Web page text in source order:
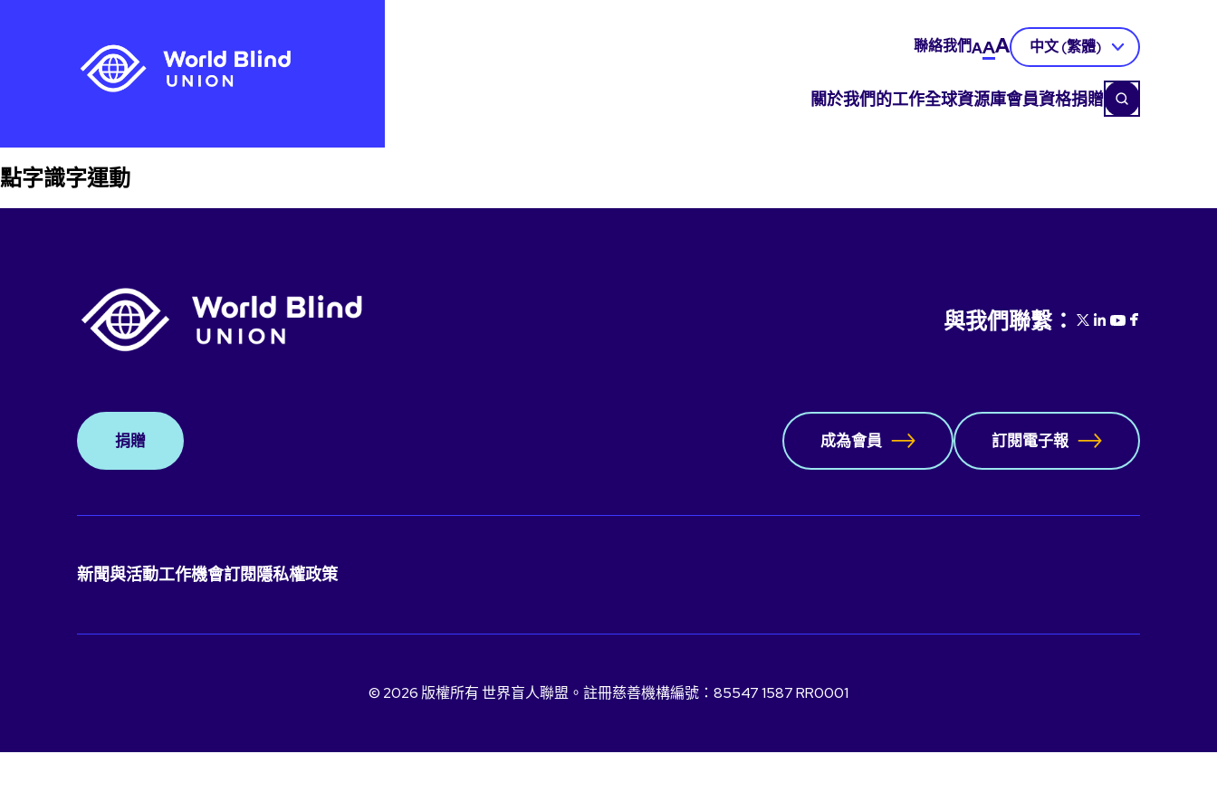
聯絡我們AAA 中文 (繁體)
關於我們的工作全球資源庫會員資格捐贈
點字識字運動
捐贈 成為會員 訂閱電子報
與我們聯繫：
新聞與活動工作機會訂閱 隱私權政策
© 2026 版權所有 世界盲人聯盟。註冊慈善機構編號：85547 1587 RR0001